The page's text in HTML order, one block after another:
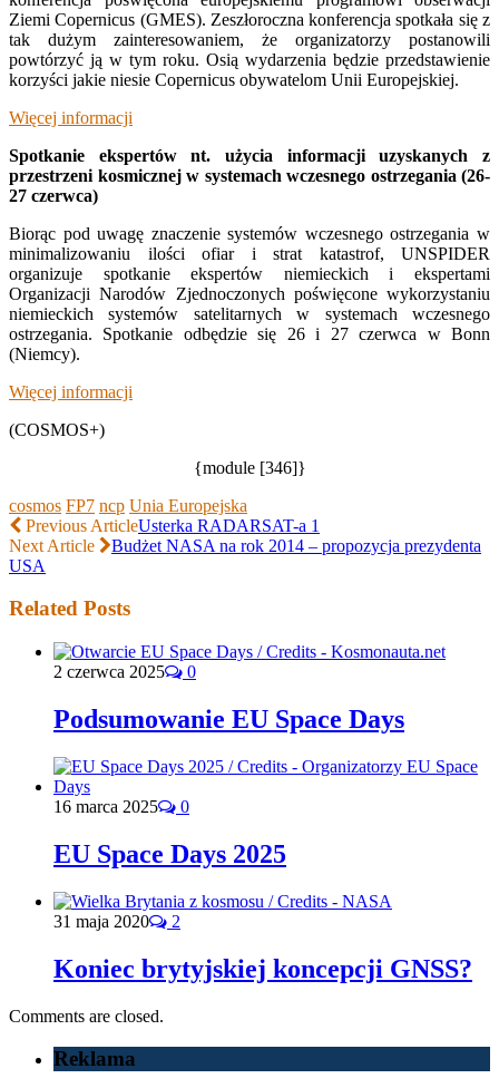
Ziemi Copernicus (GMES). Zeszłoroczna konferencja spotkała się z
tak dużym zainteresowaniem, że organizatorzy postanowili
powtórzyć ją w tym roku. Osią wydarzenia będzie przedstawienie
korzyści jakie niesie Copernicus obywatelom Unii Europejskiej.
Więcej informacji
Spotkanie ekspertów nt. użycia informacji uzyskanych z
przestrzeni kosmicznej w systemach wczesnego ostrzegania (26-
27 czerwca)
Biorąc pod uwagę znaczenie systemów wczesnego ostrzegania w
minimalizowaniu ilości ofiar i strat katastrof, UNSPIDER
organizuje spotkanie ekspertów niemieckich i ekspertami
Organizacji Narodów Zjednoczonych poświęcone wykorzystaniu
niemieckich systemów satelitarnych w systemach wczesnego
ostrzegania. Spotkanie odbędzie się 26 i 27 czerwca w Bonn
(Niemcy).
Więcej informacji
(COSMOS+)
{module [346]}
cosmos FP7 ncp Unia Europejska
Previous ArticleUsterka RADARSAT-a 1
Next Article
Budżet NASA na rok 2014 – propozycja prezydenta
USA
Related Posts
2 czerwca 2025 0
Podsumowanie EU Space Days
16 marca 2025 0
EU Space Days 2025
31 maja 2020 2
Koniec brytyjskiej koncepcji GNSS?
Comments are closed.
Reklama